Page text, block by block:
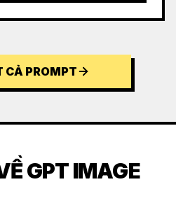
CẢ PROMPT
GPT IMAGE